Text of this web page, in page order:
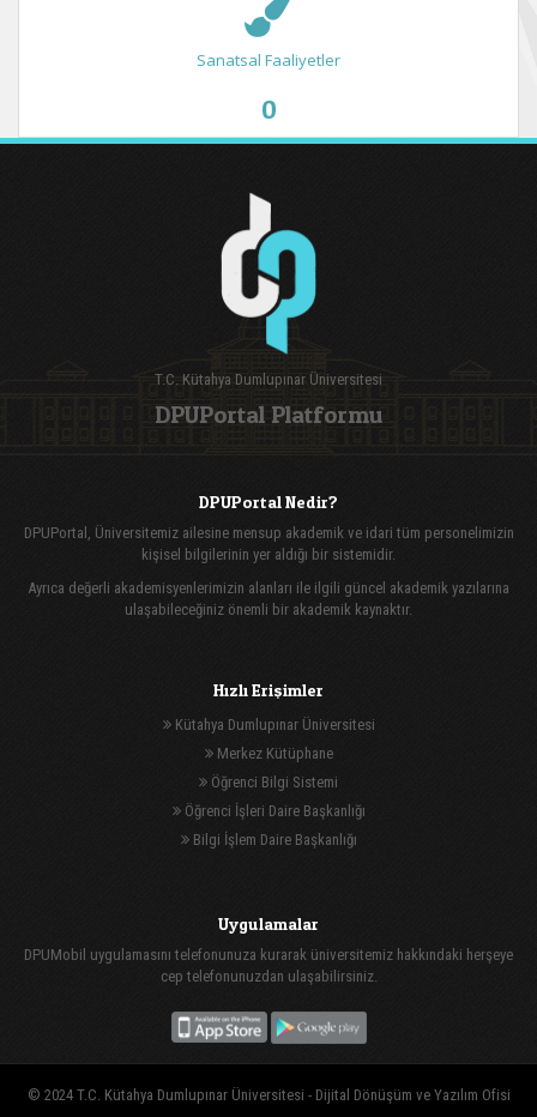
Sanatsal Faaliyetler
0
T.C. Kütahya Dumlupınar Üniversitesi
DPUPortal Platformu
DPUPortal Nedir?
DPUPortal, Üniversitemiz ailesine mensup akademik ve idari tüm personelimizin
kişisel bilgilerinin yer aldığı bir sistemidir.
Ayrıca değerli akademisyenlerimizin alanları ile ilgili güncel akademik yazılarına
ulaşabileceğiniz önemli bir akademik kaynaktır.
Hızlı Erişimler
Kütahya Dumlupınar Üniversitesi
Merkez Kütüphane
Öğrenci Bilgi Sistemi
Öğrenci İşleri Daire Başkanlığı
Bilgi İşlem Daire Başkanlığı
Uygulamalar
DPUMobil uygulamasını telefonunuza kurarak üniversitemiz hakkındaki herşeye
cep telefonunuzdan ulaşabilirsiniz.
© 2024 T.C. Kütahya Dumlupınar Üniversitesi - Dijital Dönüşüm ve Yazılım Ofisi